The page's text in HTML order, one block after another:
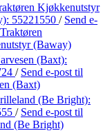
Kjøkkenutstyr
55221550 / Send e-
(Baway)
(Baxt):
/ Send e-post til
(Baxt)
(Be Bright):
/ Send e-post til
(Be Bright)